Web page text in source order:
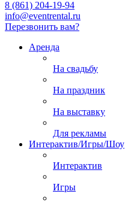
8 (861) 204-19-94
info@eventrental.ru
Перезвонить вам?
Аренда
На свадьбу
На праздник
На выставку
Для рекламы
Интерактив/Игры/Шоу
Интерактив
Игры